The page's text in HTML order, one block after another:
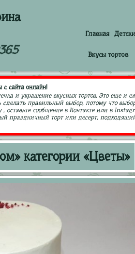
Главная
Вкусы тортов
сайта онлайн!
и украшение вкусных тортов. Это еще и
сделать правильный выбор, потому что
, оставьте сообщение в Контакте или в
праздничный торт или десерт, подходящий
категории «Цветы»